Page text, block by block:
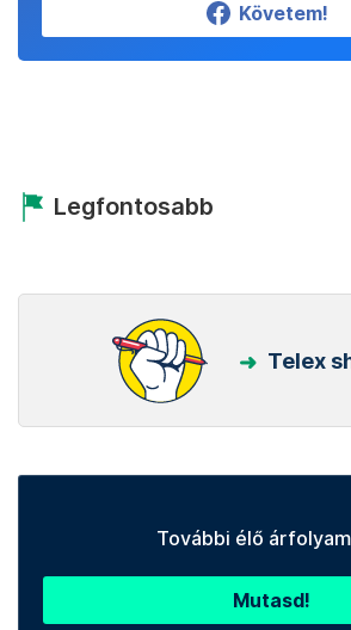
Követem!
Legfontosabb
Telex
További élő
Mutasd!